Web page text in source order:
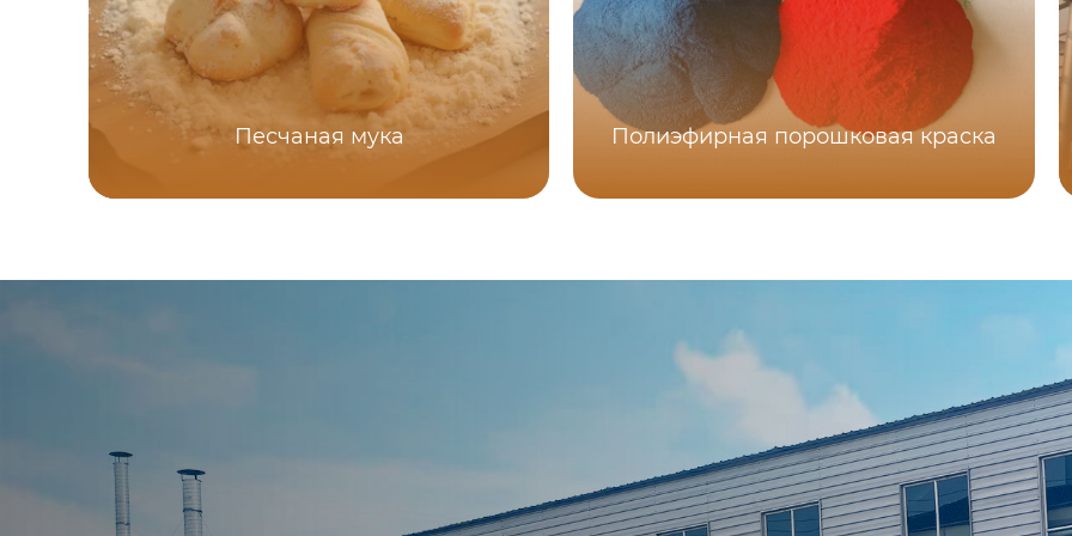
Песчаная мука Полиэфирная порошковая краска